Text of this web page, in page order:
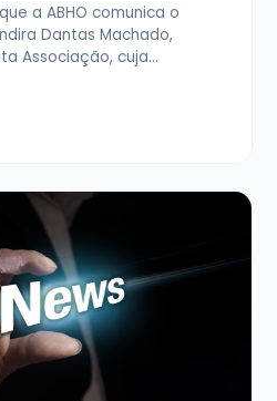
a ABHO comunica o
Dantas Machado,
Associação, cuja…